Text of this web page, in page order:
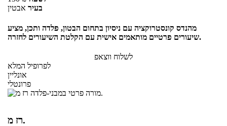
בעיר אבטין
מהנדס קונסטרוקציה עם ניסיון בתחום הבטון, פלדה ותכן, מציע
שיעורים פרטיים מותאמים אישית עם הקלטת השיעורים לחזרה.
לשלוח ווצאפ
לפרופיל המלא
אונליין
פרונטלי
רז מ.